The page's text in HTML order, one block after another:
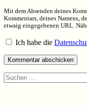
Mit dem Absenden deines
Kommentars, deines Namens,
etwaig eingegebenen URL.
Ich habe die
Suchen
nach: